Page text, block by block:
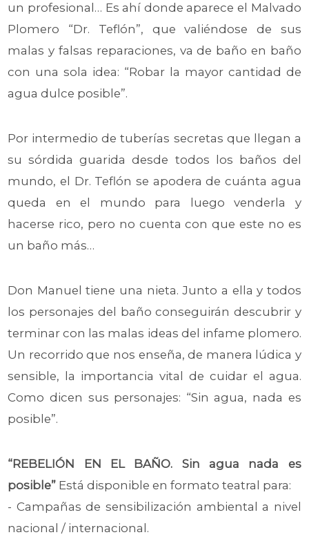
un profesional… Es ahí donde aparece el Malvado
Plomero “Dr. Teflón”, que valiéndose de sus
malas y falsas reparaciones, va de baño en baño
con una sola idea: “Robar la mayor cantidad de
agua dulce posible”.
Por intermedio de tuberías secretas que llegan a
su sórdida guarida desde todos los baños del
mundo, el Dr. Teflón se apodera de cuánta agua
queda en el mundo para luego venderla y
hacerse rico, pero no cuenta con que este no es
un baño más…
Don Manuel tiene una nieta. Junto a ella y todos
los personajes del baño conseguirán descubrir y
terminar con las malas ideas del infame plomero.
Un recorrido que nos enseña, de manera lúdica y
sensible, la importancia vital de cuidar el agua.
Como dicen sus personajes: “Sin agua, nada es
posible”.
“REBELIÓN EN EL BAÑO. Sin agua nada es
posible” Está disponible en formato teatral para:
- Campañas de sensibilización ambiental a nivel
nacional / internacional.